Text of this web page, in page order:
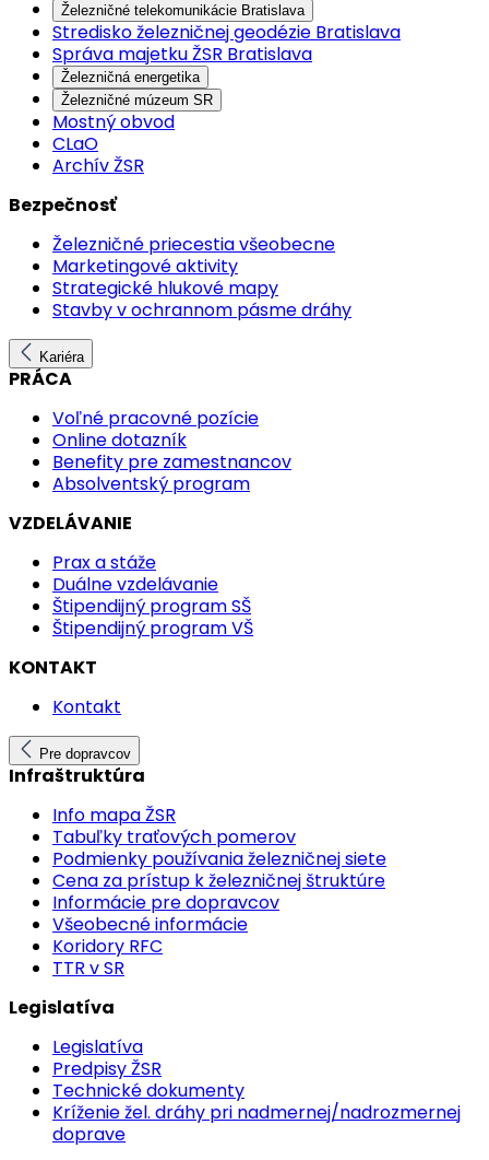
Železničné telekomunikácie Bratislava
Stredisko železničnej geodézie Bratislava
Správa majetku ŽSR Bratislava
Železničná energetika
Železničné múzeum SR
Mostný obvod
CLaO
Archív ŽSR
Bezpečnosť
Železničné priecestia všeobecne
Marketingové aktivity
Strategické hlukové mapy
Stavby v ochrannom pásme dráhy
Kariéra
PRÁCA
Voľné pracovné pozície
Online dotazník
Benefity pre zamestnancov
Absolventský program
VZDELÁVANIE
Prax a stáže
Duálne vzdelávanie
Štipendijný program SŠ
Štipendijný program VŠ
KONTAKT
Kontakt
Pre dopravcov
Infraštruktúra
Info mapa ŽSR
Tabuľky traťových pomerov
Podmienky používania železničnej siete
Cena za prístup k železničnej štruktúre
Informácie pre dopravcov
Všeobecné informácie
Koridory RFC
TTR v SR
Legislatíva
Legislatíva
Predpisy ŽSR
Technické dokumenty
Kríženie žel. dráhy pri nadmernej/nadrozmernej
doprave